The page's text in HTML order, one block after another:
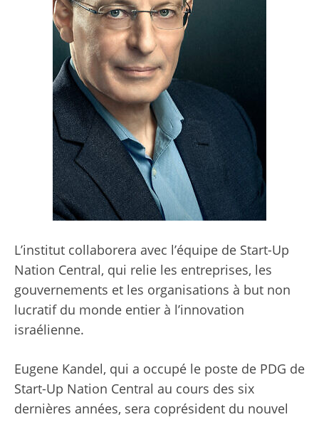
L’institut collaborera avec l’équipe de Start-Up
Nation Central, qui relie les entreprises, les
gouvernements et les organisations à but non
lucratif du monde entier à l’innovation
israélienne.
Eugene Kandel, qui a occupé le poste de PDG de
Start-Up Nation Central au cours des six
dernières années, sera coprésident du nouvel